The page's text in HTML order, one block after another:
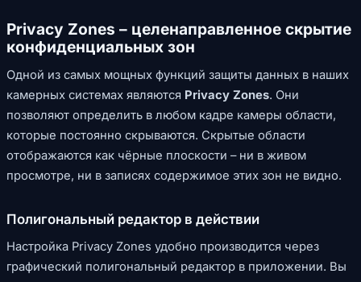
Privacy Zones – целенаправленное скрытие
конфиденциальных зон
Одной из самых мощных функций защиты данных в наших
камерных системах являются Privacy Zones. Они
позволяют определить в любом кадре камеры области,
которые постоянно скрываются. Скрытые области
отображаются как чёрные плоскости – ни в живом
просмотре, ни в записях содержимое этих зон не видно.
Полигональный редактор в действии
Настройка Privacy Zones удобно производится через
графический полигональный редактор в приложении. Вы